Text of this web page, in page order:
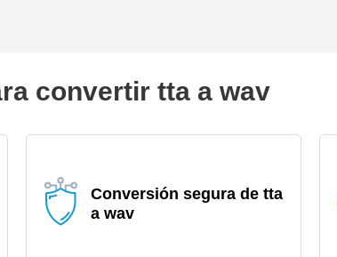
convertir tta a wav
Conversión segura de tta
a wav